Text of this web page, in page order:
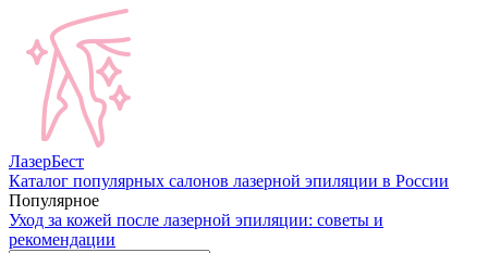
ЛазерБест
Каталог популярных салонов лазерной эпиляции в России
Популярное
Уход за кожей после лазерной эпиляции: советы и
рекомендации